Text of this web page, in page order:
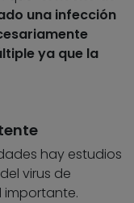
una infección
ya que la
hay estudios
virus de
importante.